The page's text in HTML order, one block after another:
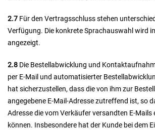
2.7 Für den Vertragsschluss stehen
Verfügung. Die konkrete Sprachauswahl wird
angezeigt.
2.8 Die Bestellabwicklung und
per E-Mail und automatisierter
hat sicherzustellen, dass die von ihm zur
angegebene E-Mail-Adresse zutreffend ist, so
Adresse die vom Verkäufer versandten E-Mails
können. Insbesondere hat der Kunde bei dem